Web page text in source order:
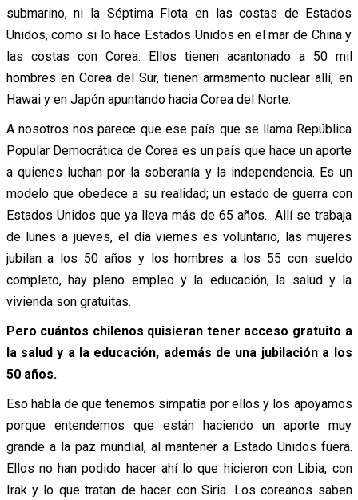
submarino, ni la Séptima Flota en las costas de Estados
Unidos, como si lo hace Estados Unidos en el mar de China y
las costas con Corea. Ellos tienen acantonado a 50 mil
hombres en Corea del Sur, tienen armamento nuclear allí, en
Hawai y en Japón apuntando hacia Corea del Norte.
A nosotros nos parece que ese país que se llama República
Popular Democrática de Corea es un país que hace un aporte
a quienes luchan por la soberanía y la independencia. Es un
modelo que obedece a su realidad; un estado de guerra con
Estados Unidos que ya lleva más de 65 años. Allí se trabaja
de lunes a jueves, el día viernes es voluntario, las mujeres
jubilan a los 50 años y los hombres a los 55 con sueldo
completo, hay pleno empleo y la educación, la salud y la
vivienda son gratuitas.
Pero cuántos chilenos quisieran tener acceso gratuito a
la salud y a la educación, además de una jubilación a los
50 años.
Eso habla de que tenemos simpatía por ellos y los apoyamos
porque entendemos que están haciendo un aporte muy
grande a la paz mundial, al mantener a Estado Unidos fuera.
Ellos no han podido hacer ahí lo que hicieron con Libia, con
Irak y lo que tratan de hacer con Siria. Los coreanos saben